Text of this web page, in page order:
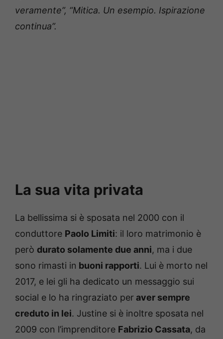
veramente”, “Mitica. Un esempio. Ispirazione
continua”.
La sua vita privata
La bellissima si è sposata nel 2000 con il
conduttore Paolo Limiti: il loro matrimonio è
però durato solamente due anni, ma i due
sono rimasti in buoni rapporti. Lui è morto nel
2017, e lei gli ha dedicato un messaggio sui
social e lo ha ringraziato peraver sempre
creduto in lei. Justine si è inoltre sposata nel
2009 con l’imprenditore Fabrizio Cassata, da